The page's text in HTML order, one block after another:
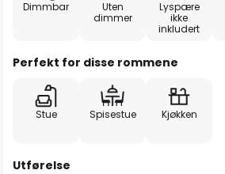
Dimmbar
Uten
dimmer
Lyspære
ikke
inkludert
Perfekt for disse rommene
Stue Spisestue Kjøkken
Utførelse